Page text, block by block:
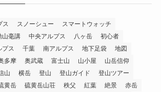
ス スノーシュー
スマートウォッチ
山毫講 中央アルプス 八ヶ岳
初心者
プス 千葉 南アルプス 地下足袋
地図
多摩 奥武蔵 富士山 山小屋
山岳信仰
山 横岳 登山 登山ガイド
登山ツアー
黄岳 硫黄岳山荘 秩父 紅葉 絶景
赤岳